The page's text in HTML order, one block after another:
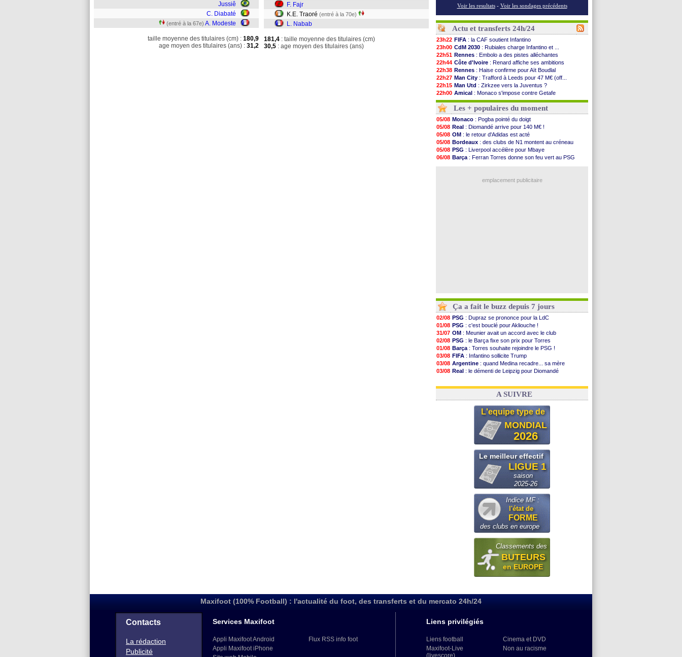
Jussiê
C. Diabaté
(entré à la 67e) A. Modeste
taille moyenne des titulaires (cm) : 180,9
age moyen des titulaires (ans) : 31,2
F. Fajr
K.E. Traoré (entré à la 70e)
L. Nabab
181,4 : taille moyenne des titulaires (cm)
30,5 : age moyen des titulaires (ans)
Voir les resultats - Voir les sondages précédents
Actu et transferts 24h/24
23h22 FIFA : la CAF soutient Infantino
23h00 CdM 2030 : Rubiales charge Infantino et ...
22h51 Rennes : Embolo a des pistes alléchantes
22h44 Côte d'Ivoire : Renard affiche ses ambitions
22h38 Rennes : Haise confirme pour Aït Boudlal
22h27 Man City : Trafford à Leeds pour 47 M€ (off...
22h15 Man Utd : Zirkzee vers la Juventus ?
22h00 Amical : Monaco s'impose contre Getafe
21h48 Nantes: Der Zakarian et sa relation avec Kita
21h39
OM: le club prêt à libérer Kondogbia ?
21h26 Monaco: le message touchant d'Akliouche
21h05
FIFA: Tebas en remet une couche
20h47
FIFA : l'UEFA maintient la pression
20h30
PSG: Tebas encense Luis Enrique
20h18
Real: Vinicius jusqu'en 2032 (officiel)
20h04
Lyon: Mangala va rejoindre Getafe
19h47
OM: une offre refusée pour Aguerd
: Akliouche a signé (officiel)
Les + populaires du moment
05/08 Monaco : Pogba pointé du doigt
05/08 Real : Diomandé arrive pour 140 M€ !
05/08 OM : le retour d'Adidas est acté
05/08 Bordeaux : des clubs de N1 montent au créneau
05/08 PSG : Liverpool accélère pour Mbaye
06/08 Barça : Ferran Torres donne son feu vert au PSG
emplacement publicitaire
Ça a fait le buzz depuis 7 jours
02/08 PSG : Dupraz se prononce pour la LdC
01/08 PSG : c'est bouclé pour Akliouche !
31/07 OM : Meunier avait un accord avec le club
02/08 PSG : le Barça fixe son prix pour Torres
01/08 Barça : Torres souhaite rejoindre le PSG !
03/08 FIFA : Infantino sollicite Trump
03/08 Argentine : quand Medina recadre... sa mère
03/08 Real : le démenti de Leipzig pour Diomandé
31/07 FIFA: le conseiller d'Infantino démissionne !
A SUIVRE
L'equipe type de
MONDIAL
2026
Le meilleur effectif
LIGUE 1
saison
2025-26
Indice MF :
l'état de
FORME
des clubs en europe
Classements des
BUTEURS
en EUROPE
Maxifoot (100% Football) : l'actualité du foot, des transferts et du mercato 24h/24
Contacts
La rédaction
Publicité
Services Maxifoot
Appli Maxifoot Android
Appli Maxifoot iPhone
Flux RSS info foot
Liens privilégiés
Liens football
Maxifoot-Live
(livescore)
Cinema et DVD
Non au racisme